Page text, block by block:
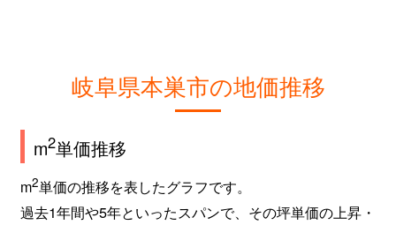
岐阜県本巣市の地価推移
m2単価推移
m2単価の推移を表したグラフです。
過去1年間や5年といったスパンで、その坪単価の上昇・